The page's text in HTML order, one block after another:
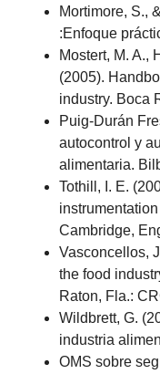
Mortimore, S.,
:Enfoque
Mostert, M. A.,
(2005).
industry. Boca
Puig-Durán
autocontrol y
alimentaria.
Tothill, I. E.
Cambridge,
Vasconcellos,
the food
Raton, Fla.:
Wildbrett, G.
industria
OMS sobre